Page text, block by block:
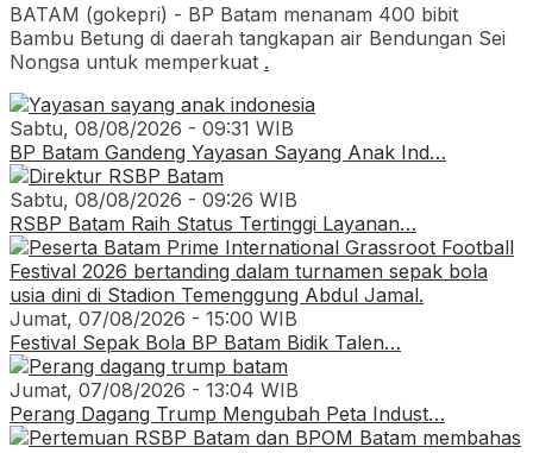
BATAM (gokepri) - BP Batam menanam 400 bibit
Bambu Betung di daerah tangkapan air Bendungan Sei
Nongsa untuk memperkuat .
Sabtu, 08/08/2026 - 09:31 WIB
BP Batam Gandeng Yayasan Sayang Anak Ind…
Sabtu, 08/08/2026 - 09:26 WIB
RSBP Batam Raih Status Tertinggi Layanan…
Jumat, 07/08/2026 - 15:00 WIB
Festival Sepak Bola BP Batam Bidik Talen…
Jumat, 07/08/2026 - 13:04 WIB
Perang Dagang Trump Mengubah Peta Indust…